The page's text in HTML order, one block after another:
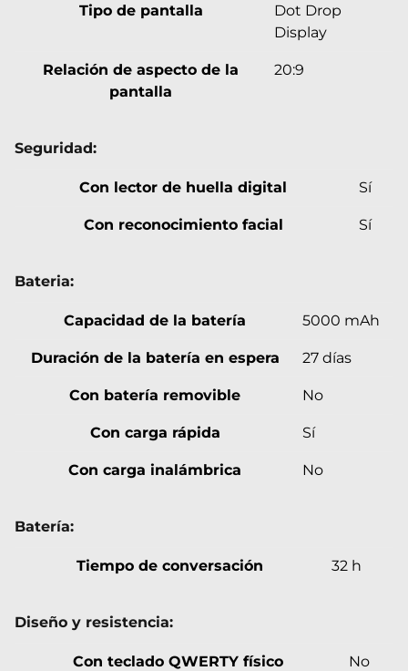
Tipo de pantalla
Dot Drop
Display
Relación de aspecto de la
pantalla
20:9
Seguridad:
Con lector de huella digital Sí
Con reconocimiento facial Sí
Bateria:
Capacidad de la batería 5000 mAh
Duración de la batería en espera 27 días
Con batería removible No
Con carga rápida Sí
Con carga inalámbrica No
Batería:
Tiempo de conversación 32 h
Diseño y resistencia:
Con teclado QWERTY físico No